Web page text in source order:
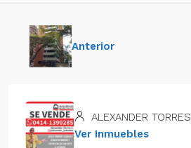
Anterior
ALEXANDER TORRES
Ver Inmuebles